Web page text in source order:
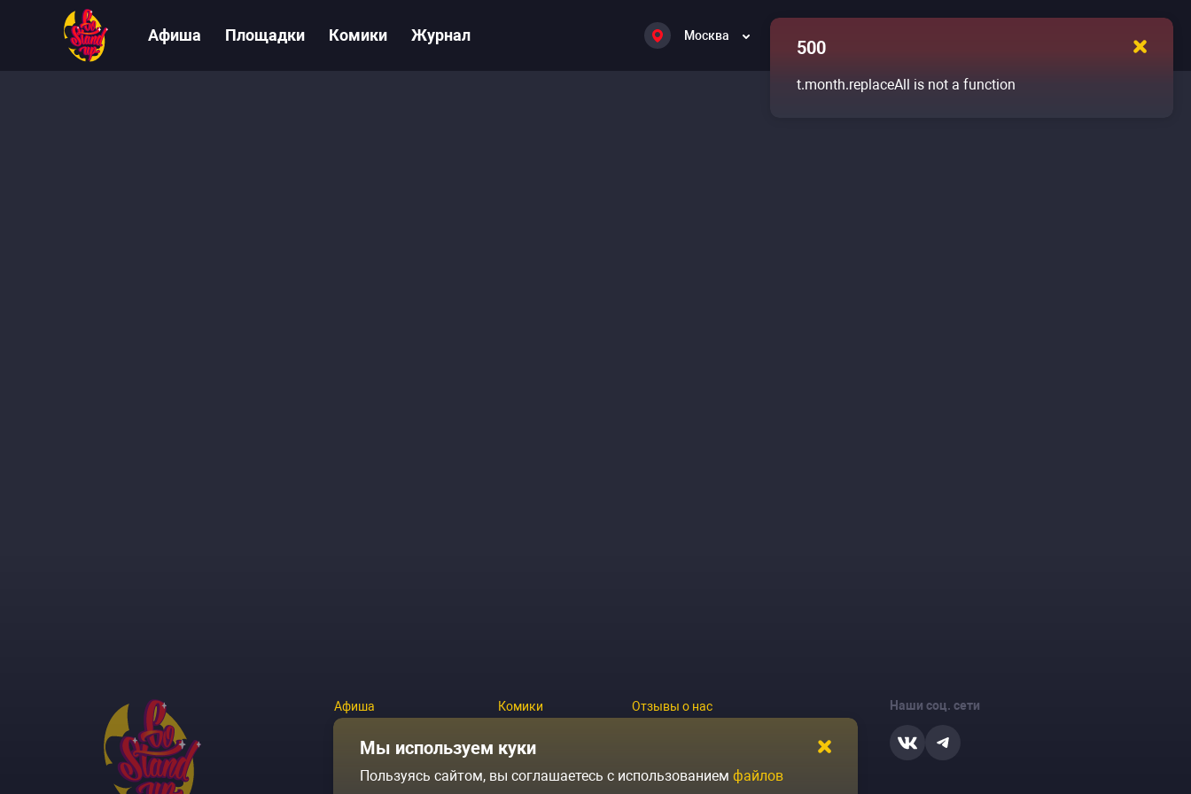
Афиша Площадки Комики Журнал Москва
Афиша
Площадки
Архив событий
Комики
Журнал
Контакты
Отзывы о нас
Политика конфиденциальности
Условия продажи
Наши соц. сети
500
t.month.replaceAll is not a function
Мы используем куки
Пользуясь сайтом, вы соглашаетесь с использованием файлов